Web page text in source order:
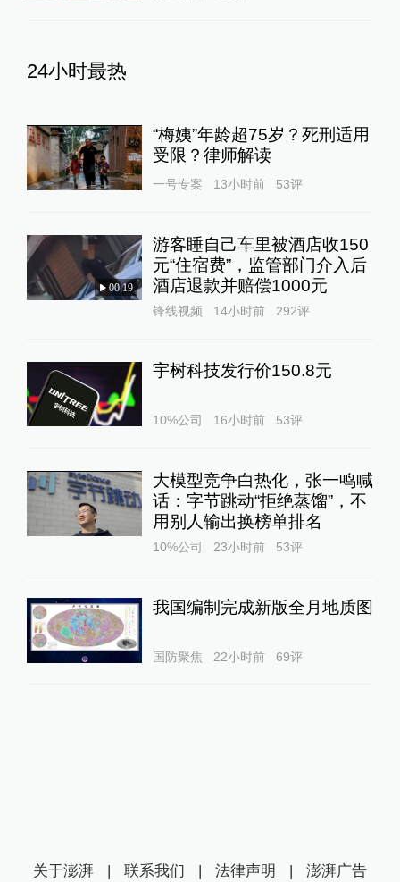
24小时最热
“梅姨”年龄超75岁？死刑适用
受限？律师解读
一号专案 13小时前 53评
00:19
游客睡自己车里被酒店收150
元“住宿费”，监管部门介入后
酒店退款并赔偿1000元
锋线视频 14小时前 292评
宇树科技发行价150.8元
10%公司 16小时前 53评
大模型竞争白热化，张一鸣喊
话：字节跳动“拒绝蒸馏”，不
用别人输出换榜单排名
10%公司 23小时前 53评
我国编制完成新版全月地质图
国防聚焦 22小时前 69评
关于澎湃 | 联系我们 | 法律声明 | 澎湃广告